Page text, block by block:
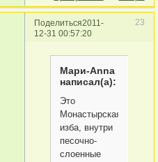
Поделиться 23
2011-
12-31 00:57:20
Мари-Anna
написал(а):
Это
Монастырская
изба, внутри
песочно-
слоенные